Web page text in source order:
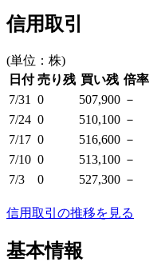
信用取引
(単位：株)
日付 売り残 買い残 倍率
7/31
0 507,900 －
7/24 0 510,100 －
7/17 0 516,600 －
7/10 0 513,100 －
7/3
0 527,300 －
信用取引の推移を見る
基本情報